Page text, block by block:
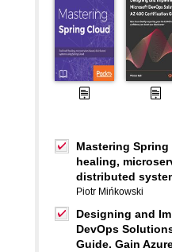
Mastering
healing,
distributed
Piotr Mińkowski
Designing and
DevOps
Guide. Gain